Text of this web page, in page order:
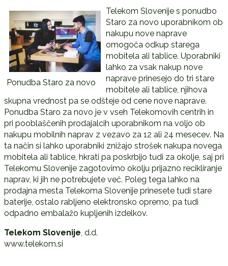
Ponudba Staro za novo
Telekom Slovenije s ponudbo
Staro za novo uporabnikom ob
nakupu nove naprave
omogoča odkup starega
mobitela ali tablice. Uporabniki
lahko za vsak nakup nove
naprave prinesejo do tri stare
mobitele ali tablice, njihova
skupna vrednost pa se odšteje od cene nove naprave.
Ponudba Staro za novo je v vseh Telekomovih centrih in
pri pooblaščenih prodajalcih uporabnikom na voljo ob
nakupu mobilnih naprav z vezavo za 12 ali 24 mesecev. Na
ta način si lahko uporabniki znižajo strošek nakupa novega
mobitela ali tablice, hkrati pa poskrbijo tudi za okolje, saj pri
Telekomu Slovenije zagotovimo okolju prijazno recikliranje
naprav, ki jih ne potrebujete več. Poleg tega lahko na
prodajna mesta Telekoma Slovenije prinesete tudi stare
baterije, ostalo rabljeno elektronsko opremo, pa tudi
odpadno embalažo kupljenih izdelkov.
Telekom Slovenije, d.d.
www.telekom.si